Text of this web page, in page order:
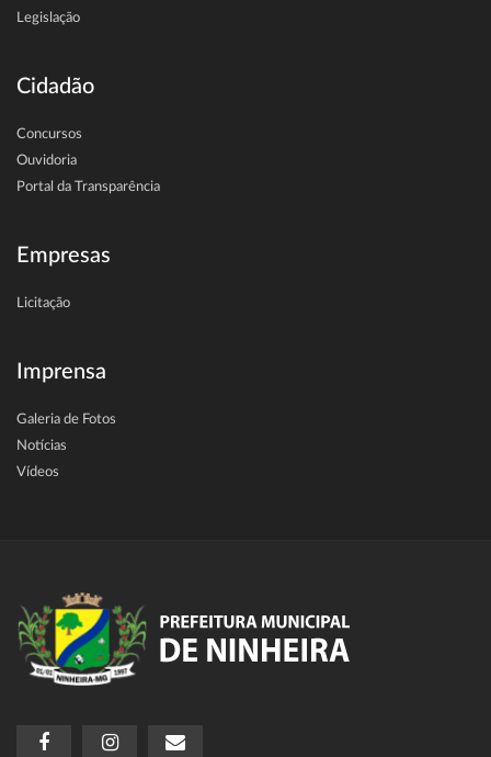
Legislação
Cidadão
Concursos
Ouvidoria
Portal da Transparência
Empresas
Licitação
Imprensa
Galeria de Fotos
Notícias
Vídeos